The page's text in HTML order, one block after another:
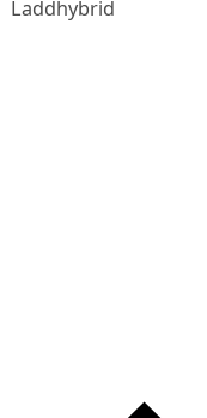
Laddhybrid